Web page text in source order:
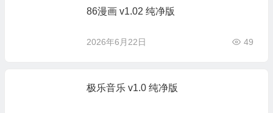
86漫画 v1.02 纯净版
2026年6月22日 49
极乐音乐 v1.0 纯净版